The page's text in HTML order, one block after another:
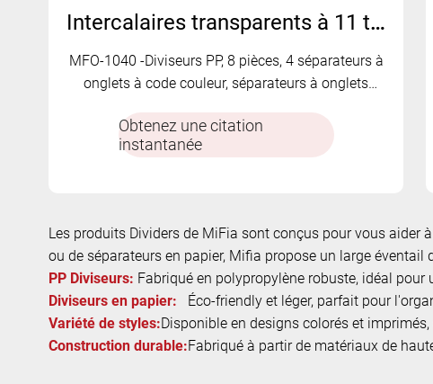
Intercalaires transparents à 11 trous pour l'organisation des documents | MFO-1040
MFO-1040 -Diviseurs PP, 8 pièces, 4 séparateurs à
onglets à code couleur, séparateurs à onglets
l'organisation des documents
Obtenez une citation
instantanée
Les produits Dividers de MiFia sont conçus pour vous aider
ou de séparateurs en papier, Mifia propose un large
PP Diviseurs: Fabriqué en polypropylène robuste, idéal
Diviseurs en papier:
Éco-friendly et léger, parfait pour
Variété de styles:Disponible en designs colorés et
Construction durable:Fabriqué à partir de matériaux de